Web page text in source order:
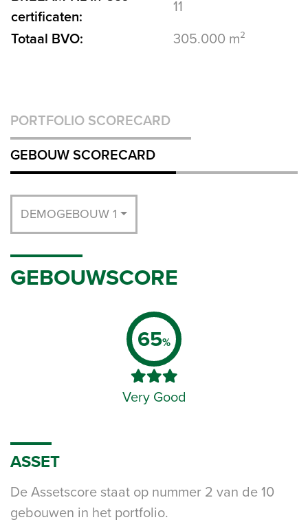
certificaten:
11
Totaal BVO:
305.000 m²
PORTFOLIO SCORECARD
GEBOUW SCORECARD
DEMOGEBOUW 1
GEBOUWSCORE
65%
Very Good
ASSET
De Assetscore staat op nummer 2 van de 10
gebouwen in het portfolio.